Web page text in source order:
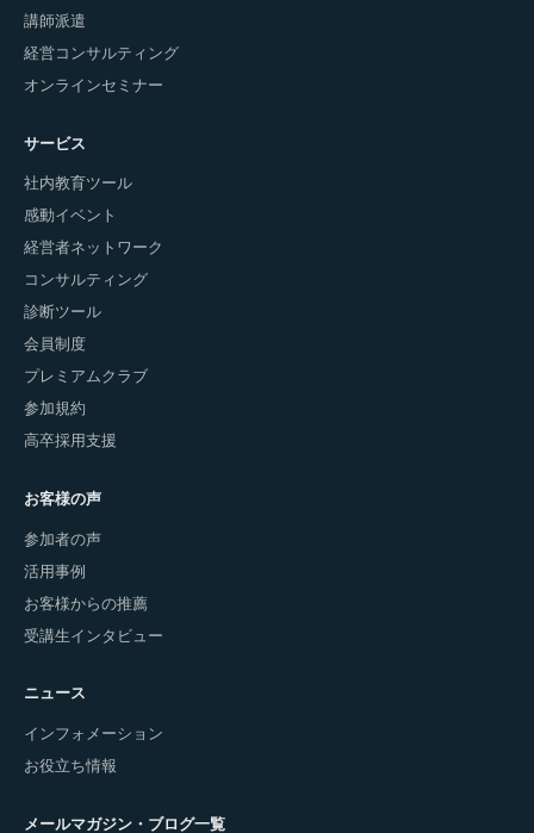
講師派遣
経営コンサルティング
オンラインセミナー
サービス
社内教育ツール
感動イベント
経営者ネットワーク
コンサルティング
診断ツール
会員制度
プレミアムクラブ
参加規約
高卒採用支援
お客様の声
参加者の声
活用事例
お客様からの推薦
受講生インタビュー
ニュース
インフォメーション
お役立ち情報
メールマガジン・ブログ一覧